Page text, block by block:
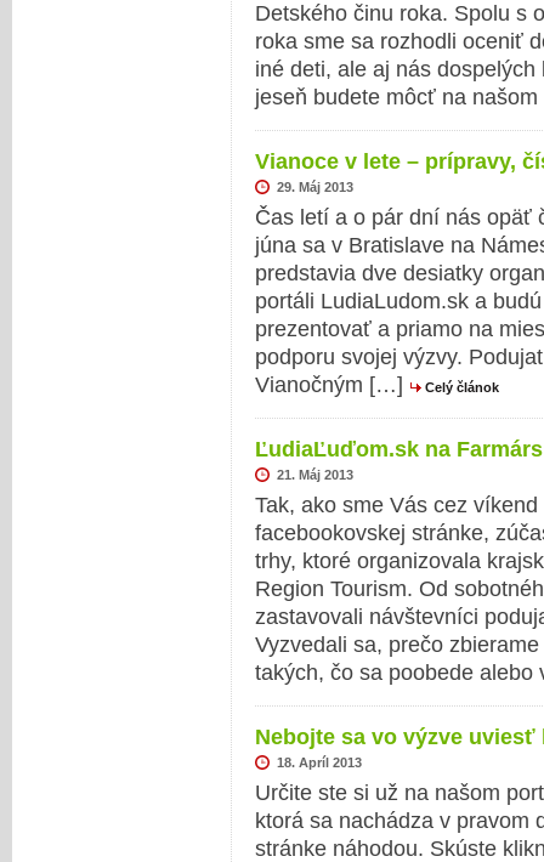
Detského činu roka. Spolu s
roka sme sa rozhodli oceniť
iné deti, ale aj nás
jeseň budete môcť na
Vianoce v lete – prípravy,
29. Máj 2013
Čas letí a o pár dní nás opäť
júna sa v Bratislave na
predstavia dve desiatky
portáli LudiaLudom.sk a
prezentovať a priamo na
podporu svojej výzvy.
Vianočným […]
Celý článok
ĽudiaĽuďom.sk na
21. Máj 2013
Tak, ako sme Vás cez
facebookovskej stránke,
trhy, ktoré organizovala
Region Tourism. Od
zastavovali návštevníci
Vyzvedali sa, prečo
takých, čo sa poobede
Nebojte sa vo výzve uviesť
18. Apríl 2013
Určite ste si už na našom
ktorá sa nachádza v pravom
stránke náhodou. Skúste